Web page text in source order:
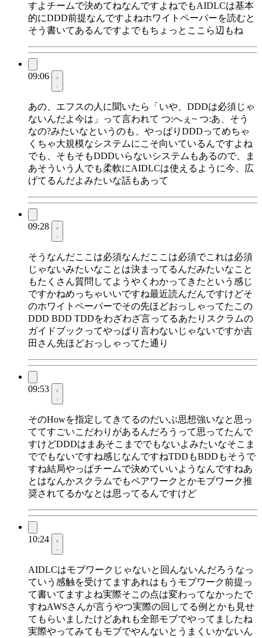
すよチームで決めてねなんですよねでもAIDLCは基本
的にDDD前提なんですよねホワイトペーパーを読むと
そう書いてあるんですよでもちょっとここら辺もね
09:06
あの、エフスの人に聞いたら「いや、DDDは必須じゃ
ないんだよ今は」って言われて つ:へぇ~ つ:あ、そう
なの?みたいなというのも、やっぱりDDDってめちゃ
くちゃ大規模なシステムにこそ向いているんですよね
でも、そもそもDDDいらないシステムもあるので、ま
あそういう人でも柔軟にAIDLCは使えるように今、広
げてるんだよみたいな話もあって
09:28
そうなんだここは必須なんだここは必須でこれは必須
じゃないみたいなことは決まってるんだみたいなこと
もたくさん質問してようやくわかってきたという感じ
ですかねめっちゃいいですね最近読んだんですけどそ
のホワイトペーパーでその先ほどおっしゃってたこの
DDD BDD TDDをわざわざ言ってるあたりスクラムの
ガイドブックってやっぱり言わないじゃないですか吉
田さん先ほどおっしゃってた通り
09:53
そのHowを指定してきてるのだいぶ思想強いなと思っ
ててすごいこだわりがあるんだろうって思ってたんで
すけどDDDはまあそこまででもないよみたいなそこま
ででもないですね感じなんですねTDDもBDDもそうで
すね結局やっぱチームで決めていいようなんですねあ
とはなんかスクラムでもペアワークとかモブワーク推
奨されてるかなとは思ってるんですけど
10:24
AIDLCはモブワークじゃないと回んないんだろうなっ
ていう感触を受けてますあれはもうモブワーク前提っ
て書いてますよね実際そこの点は変わってなかったで
すねAWSさんが言うやつ実際の回してる例とかも見せ
てもらいましたけどあれも全部モブでやってましたね
実際やってみてもモブでやんないとうまくいかないん